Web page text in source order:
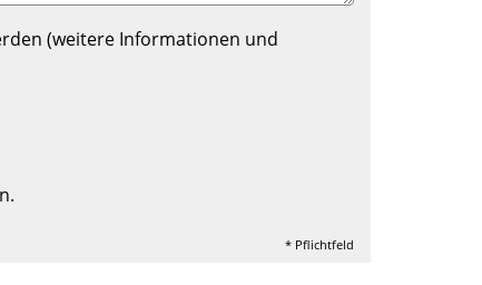
(weitere Informationen und
* Pflichtfeld